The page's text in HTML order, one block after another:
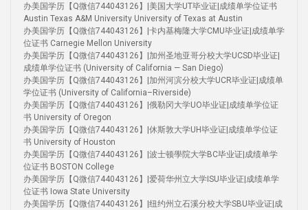
办美国学历【Q微信744043126】|美国大学UT毕业证|成绩单学位证书
Austin Texas A&M University University of Texas at Austin
办美国学历【Q微信744043126】|卡内基梅隆大学CMU毕业证|成绩单学
位证书 Carnegie Mellon University
办美国学历【Q微信744043126】|加州圣地亚哥分校大学UCSD毕业证|
成绩单学位证书 (University of California — San Diego)
办美国学历【Q微信744043126】|加州河滨分校大学UCR毕业证|成绩单
学位证书 (University of California–Riverside)
办美国学历【Q微信744043126】|俄勒冈大学UO毕业证|成绩单学位证
书 University of Oregon
办美国学历【Q微信744043126】|休斯敦大学UH毕业证|成绩单学位证
书 University of Houston
办美国学历【Q微信744043126】|波士顿學院大学BC毕业证|成绩单学
位证书 BOSTON College
办美国学历【Q微信744043126】|爱荷华州立大学ISU毕业证|成绩单学
位证书 Iowa State University
办美国学历【Q微信744043126】|纽约州立石溪分校大学SBU毕业证|成